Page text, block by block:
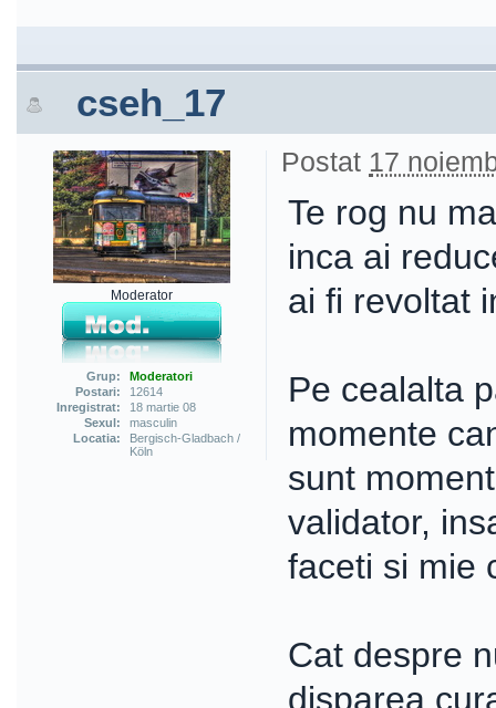
cseh_17
Moderator
Grup:
Moderatori
Postari:
12614
Inregistrat:
18 martie 08
Sexul:
masculin
Locatia:
Bergisch-Gladbach /
Köln
Postat 17
Te rog nu
inca ai
ai fi revoltat
Pe cealalta
momente
sunt
validator,
faceti si mie
Cat despre
disparea